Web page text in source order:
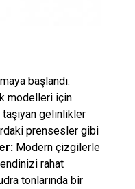
başlandı.
modelleri için
gelinlikler
prensesler gibi
Modern çizgilerle
rahat
tonlarında bir